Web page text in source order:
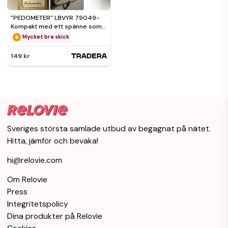
"PEDOMETER" LBVYR 79049-
Kompakt med ett spänne som
enkelt fästs på bälten .
Mycket bra skick
149 kr
Sveriges största samlade utbud av begagnat på nätet.
Hitta, jämför och bevaka!
hi@relovie.com
Om Relovie
Press
Integritetspolicy
Dina produkter på Relovie